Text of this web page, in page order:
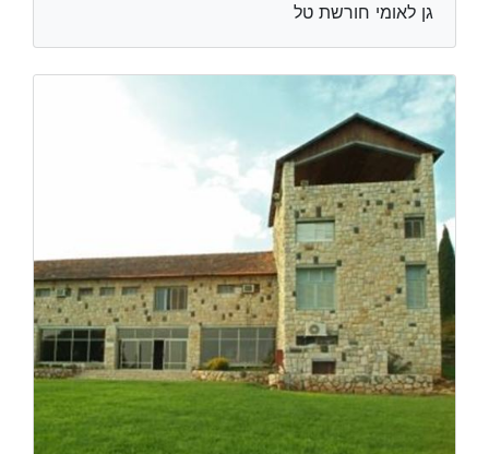
גן לאומי חורשת טל